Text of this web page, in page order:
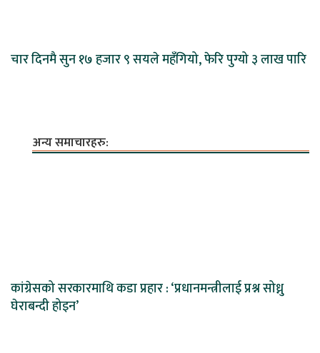
चार दिनमै सुन १७ हजार ९ सयले महँगियो, फेरि पुग्यो ३ लाख पारि
अन्य समाचारहरु:
कांग्रेसको सरकारमाथि कडा प्रहार : ‘प्रधानमन्त्रीलाई प्रश्न सोध्नु
घेराबन्दी होइन’